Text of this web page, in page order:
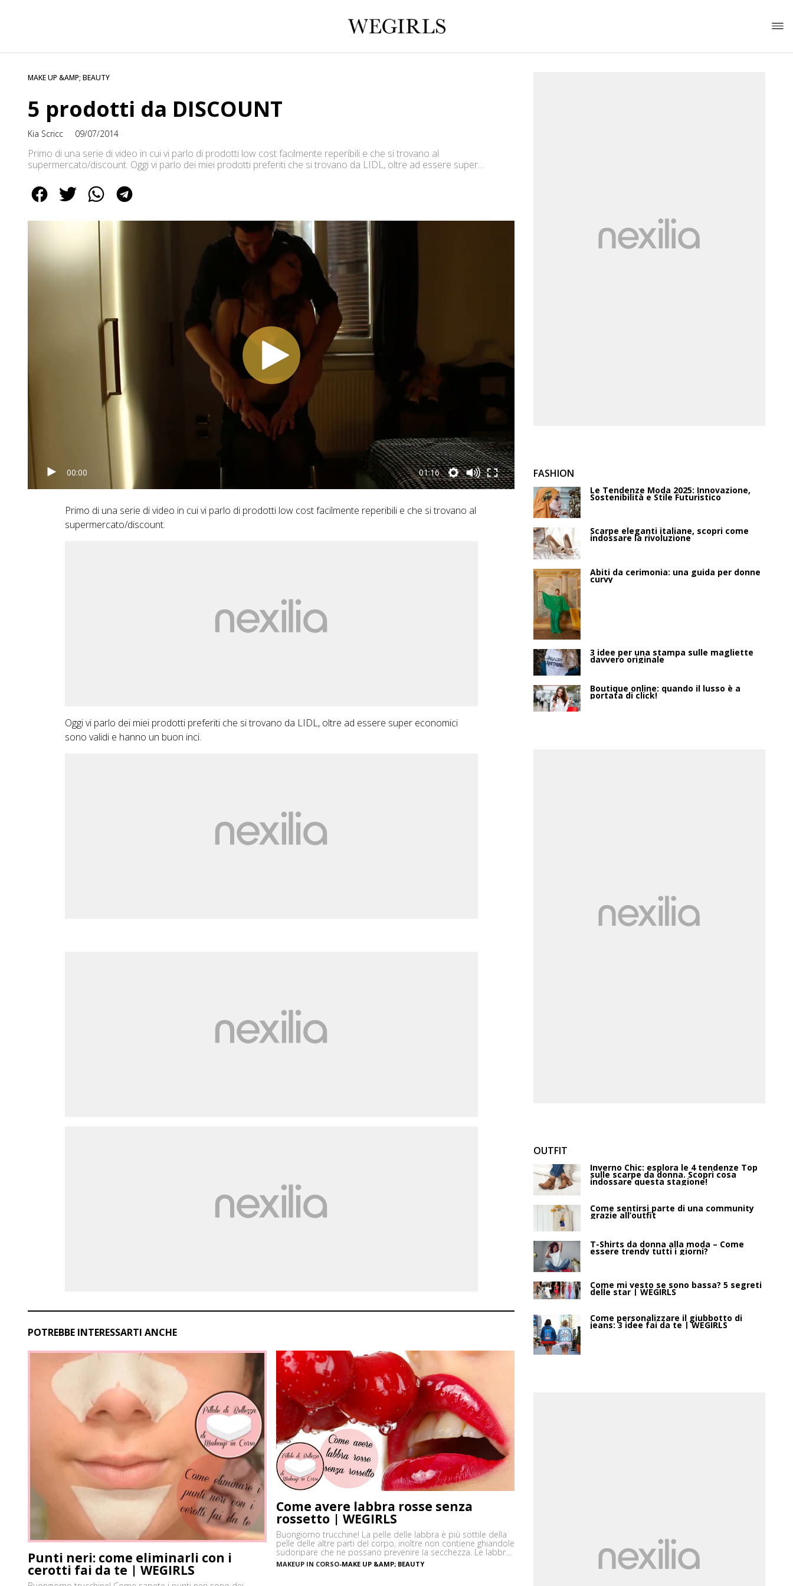
MAKE UP &AMP; BEAUTY
5 prodotti da DISCOUNT
Kia Scricc 09/07/2014
Primo di una serie di video in cui vi parlo di prodotti low cost facilmente reperibili e che si trovano al
supermercato/discount. Oggi vi parlo dei miei prodotti preferiti che si trovano da LIDL, oltre ad essere super
00:00 01:16
Primo di una serie di video in cui vi parlo di prodotti low cost facilmente reperibili e che si trovano al
supermercato/discount.
Oggi vi parlo dei miei prodotti preferiti che si trovano da LIDL, oltre ad essere super economici
sono validi e hanno un buon inci.
POTREBBE INTERESSARTI ANCHE
Punti neri: come eliminarli con i
cerotti fai da te | WEGIRLS
Come avere labbra rosse senza
rossetto | WEGIRLS
Buongiorno trucchine! La pelle delle labbra è più sottile della
pelle delle altre parti del corpo, inoltre non contiene ghiandole
sudoripare che ne possano prevenire la secchezza. Le labbra
sono sensibili alle aggressioni ambientali e spesso possono
diventare scure o sbiadite soprattutto a causa
MAKEUP IN CORSO-MAKE UP &AMP; BEAUTY
FASHION
Le Tendenze Moda 2025: Innovazione,
Sostenibilità e Stile Futuristico
Scarpe eleganti italiane, scopri come
indossare la rivoluzione
Abiti da cerimonia: una guida per donne
curvy
3 idee per una stampa sulle magliette
davvero originale
Boutique online: quando il lusso è a
portata di click!
OUTFIT
Inverno Chic: esplora le 4 tendenze Top
sulle scarpe da donna. Scopri cosa
indossare questa stagione!
Come sentirsi parte di una community
grazie all’outfit
T-Shirts da donna alla moda – Come
essere trendy tutti i giorni?
Come mi vesto se sono bassa? 5 segreti
delle star | WEGIRLS
Come personalizzare il giubbotto di
jeans: 3 idee fai da te | WEGIRLS